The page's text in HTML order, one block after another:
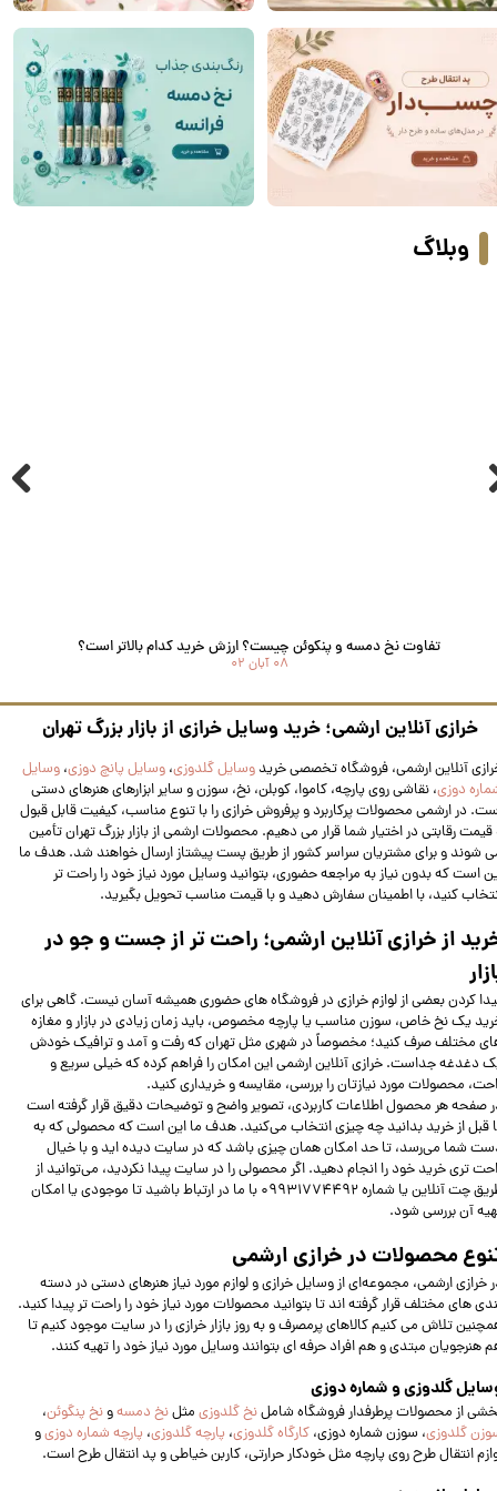
وبلاگ
تفاوت نخ دمسه و پنگوئن چیست؟ ارزش خرید کدام بالاتر است؟
۰۸ آبان ۰۲
خرازی آنلاین ارشمی؛ خرید وسایل خرازی از بازار بزرگ تهران​​​​​​​
آنلاین ارشمی، فروشگاه تخصصی خرید وسایل گلدوزی، وسایل پانچ دوزی، وسایل
دوزی، نقاشی روی پارچه، کاموا، کوبلن، نخ، سوزن و سایر ابزارهای هنرهای دستی
در ارشمی محصولات پرکاربرد و پرفروش خرازی را با تنوع مناسب، کیفیت قابل قبول
قیمت رقابتی در اختیار شما قرار می دهیم. محصولات ارشمی از بازار بزرگ تهران تأمین
شوند و برای مشتریان سراسر کشور از طریق پست پیشتاز ارسال خواهند شد. هدف ما
است که بدون نیاز به مراجعه حضوری، بتوانید وسایل مورد نیاز خود را راحت‌ تر
کنید، با اطمینان سفارش دهید و با قیمت مناسب تحویل بگیرید.
از خرازی آنلاین ارشمی؛ راحت‌ تر از جست‌ و جو در
کردن بعضی از لوازم خرازی در فروشگاه‌ های حضوری همیشه آسان نیست. گاهی برای
یک نخ خاص، سوزن مناسب یا پارچه مخصوص، باید زمان زیادی در بازار و مغازه‌
مختلف صرف کنید؛ مخصوصاً در شهری مثل تهران که رفت‌ و آمد و ترافیک خودش
دغدغه جداست. خرازی آنلاین ارشمی این امکان را فراهم کرده که خیلی سریع و
محصولات مورد نیازتان را بررسی، مقایسه و خریداری کنید.
صفحه هر محصول اطلاعات کاربردی، تصویر واضح و توضیحات دقیق قرار گرفته است
قبل از خرید بدانید چه چیزی انتخاب می‌کنید. هدف ما این است که محصولی که به
شما می‌رسد، تا حد امکان همان چیزی باشد که در سایت دیده‌ اید و با خیال
تری خرید خود را انجام دهید. اگر محصولی را در سایت پیدا نکردید، می‌توانید از
طریق چت آنلاین یا شماره 09931774492 با ما در ارتباط باشید تا موجودی یا امکان
آن بررسی شود.
محصولات در خرازی ارشمی
خرازی ارشمی، مجموعه‌ای از وسایل خرازی و لوازم مورد نیاز هنرهای دستی در دسته‌
های مختلف قرار گرفته‌ اند تا بتوانید محصولات مورد نیاز خود را راحت‌ تر پیدا کنید.
تلاش می کنیم کالاهای پرمصرف و به‌ روز بازار خرازی را در سایت موجود کنیم تا
هنرجویان مبتدی و هم افراد حرفه‌ ای بتوانند وسایل مورد نیاز خود را تهیه کنند.
گلدوزی و شماره دوزی
از محصولات پرطرفدار فروشگاه شاملنخ گلدوزی مثلنخ دمسهونخ پنگوئن،
گلدوزی، سوزن شماره دوزی، کارگاه گلدوزی، پارچه گلدوزی، پارچه شماره دوزیو
انتقال طرح روی پارچه مثل خودکار حرارتی، کاربن خیاطی و پد انتقال طرح است.